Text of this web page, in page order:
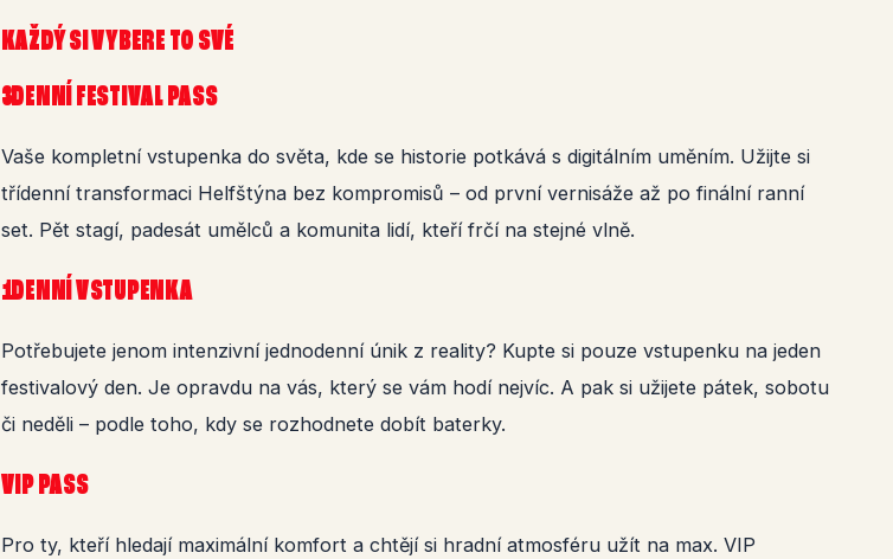
KAŽDÝ SI VYBERE TO SVÉ
3DENNÍ FESTIVAL PASS
Vaše kompletní vstupenka do světa, kde se historie potkává s digitálním uměním. Užijte si
třídenní transformaci Helfštýna bez kompromisů – od první vernisáže až po finální ranní
set. Pět stagí, padesát umělců a komunita lidí, kteří frčí na stejné vlně.
1DENNÍ VSTUPENKA
Potřebujete jenom intenzivní jednodenní únik z reality? Kupte si pouze vstupenku na jeden
festivalový den. Je opravdu na vás, který se vám hodí nejvíc. A pak si užijete pátek, sobotu
či neděli – podle toho, kdy se rozhodnete dobít baterky.
VIP PASS
Pro ty, kteří hledají maximální komfort a chtějí si hradní atmosféru užít na max. VIP